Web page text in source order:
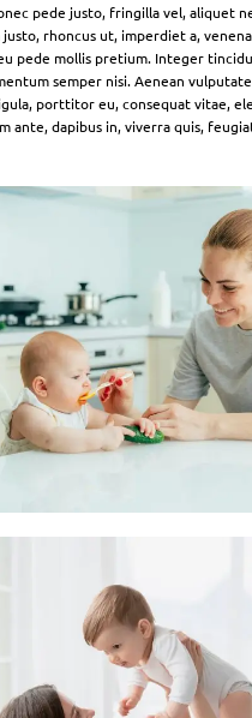
pede justo, fringilla vel, aliquet
justo, rhoncus ut, imperdiet a,
pede mollis pretium. Integer
semper nisi. Aenean
porttitor eu, consequat vitae,
ante, dapibus in, viverra quis,